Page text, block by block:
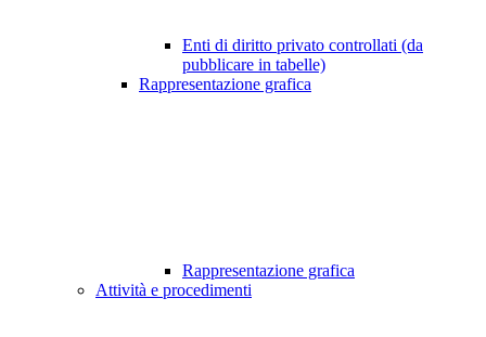
Enti di diritto privato controllati (da
pubblicare in tabelle)
Rappresentazione grafica
Rappresentazione grafica
Attività e procedimenti